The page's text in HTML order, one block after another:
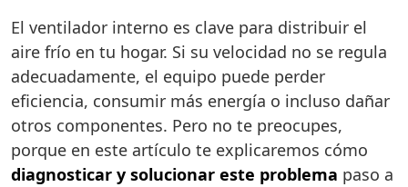
El ventilador interno es clave para distribuir el
aire frío en tu hogar. Si su velocidad no se regula
adecuadamente, el equipo puede perder
eficiencia, consumir más energía o incluso dañar
otros componentes. Pero no te preocupes,
porque en este artículo te explicaremos cómo
diagnosticar y solucionar este problema paso a